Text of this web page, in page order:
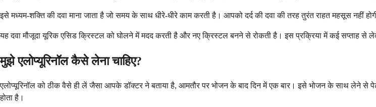
इसे मध्यम-शक्ति की दवा माना जाता है जो समय के साथ धीरे-धीरे काम करती है। आपको दर्द की दवा की तरह तुरंत राहत महसूस नहीं
यह दवा मौजूदा यूरिक एसिड क्रिस्टल को घोलने में मदद करती है और नए क्रिस्टल बनने से रोकती है। इस प्रक्रिया में कई सप्ताह से
मुझे एलोप्यूरिनॉल कैसे लेना चाहिए?
एलोप्यूरिनॉल को ठीक वैसे ही लें जैसा आपके डॉक्टर ने बताया है, आमतौर पर भोजन के बाद दिन में एक बार। इसे भोजन के साथ लेने से
होता है।